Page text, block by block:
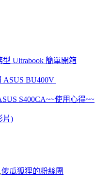
型 Ultrabook 簡單開箱
ASUS BU400V
S400CA~~使用心得~~
片)
傻瓜狐狸的粉絲團